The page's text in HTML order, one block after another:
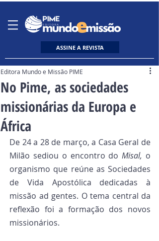
ASSINE A REVISTA
No Pime, as sociedades
missionárias da Europa e
África
Editora Mundo e Missão PIME
De 24 a 28 de março, a Casa Geral de
Milão sediou o encontro do Misal, o
organismo que reúne as Sociedades
de Vida Apostólica dedicadas à
missão ad gentes. O tema central da
reflexão foi a formação dos novos
missionários.